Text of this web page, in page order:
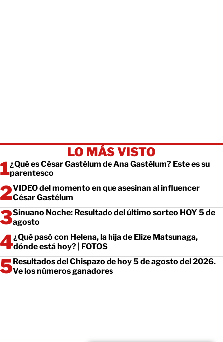
LO MÁS VISTO
¿Qué es César Gastélum de Ana Gastélum? Este es su
parentesco
VIDEO del momento en que asesinan al influencer
César Gastélum
Sinuano Noche: Resultado del último sorteo HOY 5 de
agosto
¿Qué pasó con Helena, la hija de Elize Matsunaga,
dónde está hoy? | FOTOS
Resultados del Chispazo de hoy 5 de agosto del 2026.
Ve los números ganadores